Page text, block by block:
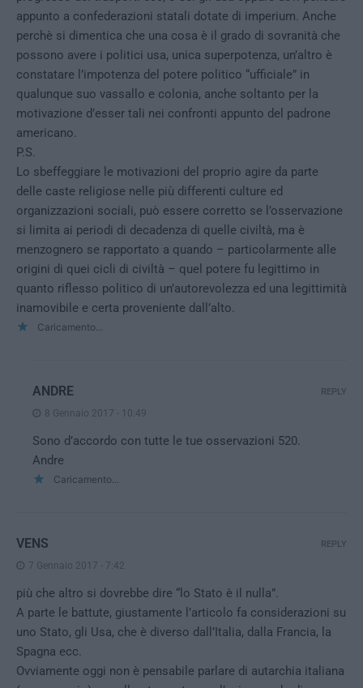
appunto a confederazioni statali dotate di imperium. Anche
perchè si dimentica che una cosa è il grado di sovranità che
possono avere i politici usa, unica superpotenza, un’altro è
constatare l’impotenza del potere politico “ufficiale” in
qualunque suo vassallo e colonia, anche soltanto per la
motivazione d’esser tali nei confronti appunto del padrone
americano.
P.S.
Lo sbeffeggiare le motivazioni del proprio agire da parte
delle caste religiose nelle più differenti culture ed
organizzazioni sociali, può essere corretto se l’osservazione
si limita ai periodi di decadenza di quelle civiltà, ma è
menzognero se rapportato a quando – particolarmente alle
origini di quei cicli di civiltà – quel potere fu legittimo in
quanto riflesso politico di un’autorevolezza ed una legittimità
inamovibile e certa proveniente dall’alto.
Caricamento...
ANDRE
8 Gennaio 2017 - 10:49
Sono d’accordo con tutte le tue osservazioni 520.
Andre
Caricamento...
REPLY
VENS
7 Gennaio 2017 - 7:42
più che altro si dovrebbe dire “lo Stato è il nulla”.
A parte le battute, giustamente l’articolo fa considerazioni su
uno Stato, gli Usa, che è diverso dall’Italia, dalla Francia, la
Spagna ecc.
Ovviamente oggi non è pensabile parlare di autarchia italiana
REPLY